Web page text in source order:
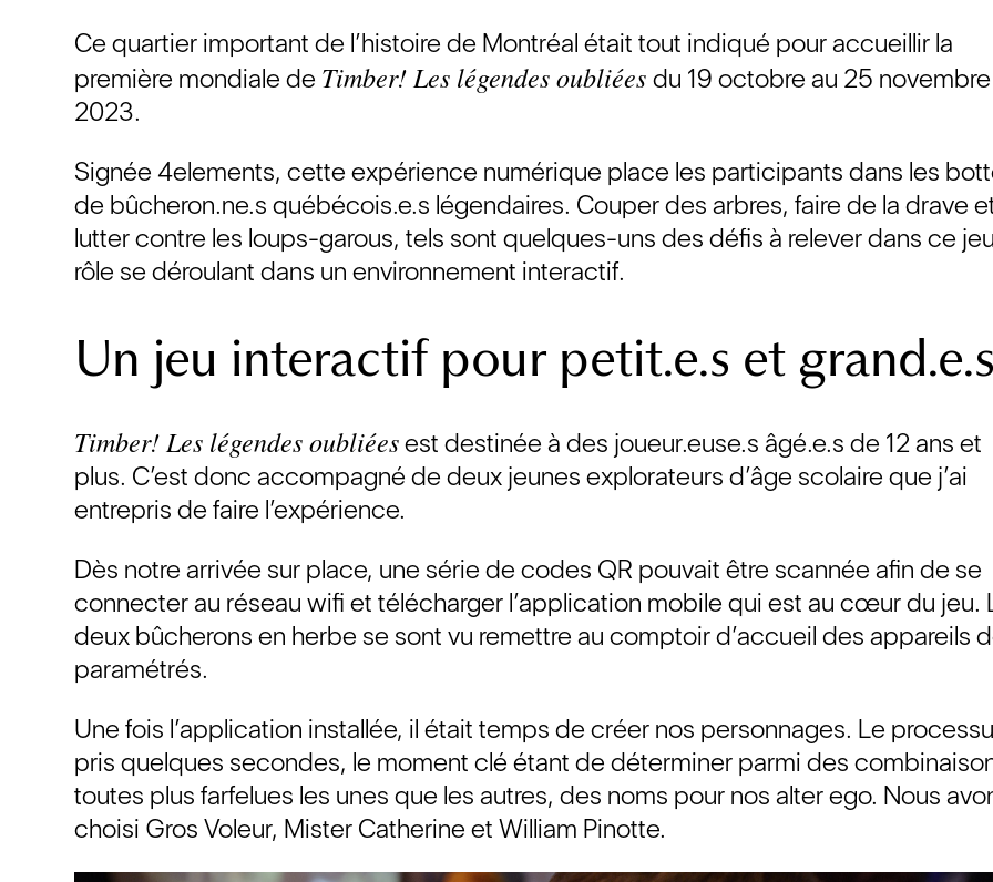
Ce quartier important de l’histoire de Montréal était tout indiqué pour accueillir la
première mondiale de Timber! Les légendes oubliéesdu 19 octobre au 25 novembre
2023.
Signée 4elements, cette expérience numérique place les participants dans les
de bûcheron.ne.s québécois.e.s légendaires. Couper des arbres, faire de la drave
lutter contre les loups-garous, tels sont quelques-uns des défis à relever dans ce
rôle se déroulant dans un environnement interactif.
Un jeu interactif pour petit.e.s et
Timber! Les légendes oubliéesest destinée à des joueur.euse.s âgé.e.s de 12 ans et
plus. C’est donc accompagné de deux jeunes explorateurs d’âge scolaire que j’ai
entrepris de faire l’expérience.
Dès notre arrivée sur place, une série de codes QR pouvait être scannée afin de se
connecter au réseau wifi et télécharger l’application mobile qui est au cœur du jeu.
deux bûcherons en herbe se sont vu remettre au comptoir d’accueil des appareils
paramétrés.
Une fois l’application installée, il était temps de créer nos personnages. Le
pris quelques secondes, le moment clé étant de déterminer parmi des
toutes plus farfelues les unes que les autres, des noms pour nos alter ego. Nous
choisi Gros Voleur, Mister Catherine et William Pinotte.